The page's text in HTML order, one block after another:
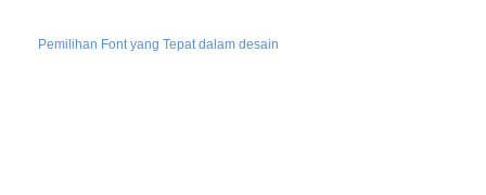
Pemilihan Font yang Tepat dalam desain